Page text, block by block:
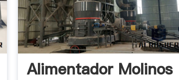
Alimentador Molinos